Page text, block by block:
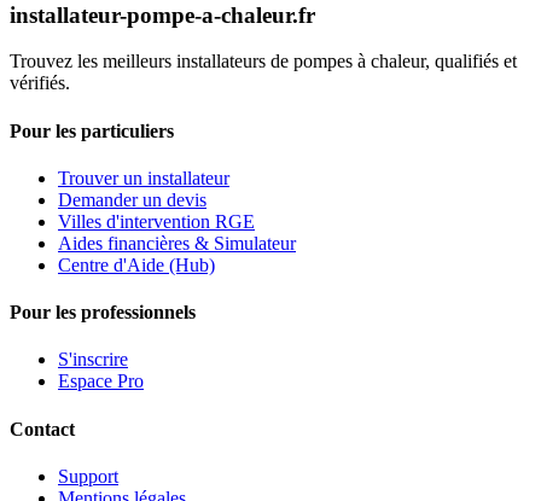
installateur-pompe-a-chaleur.fr
Trouvez les meilleurs installateurs de pompes à chaleur, qualifiés et
vérifiés.
Pour les particuliers
Trouver un installateur
Demander un devis
Villes d'intervention RGE
Aides financières & Simulateur
Centre d'Aide (Hub)
Pour les professionnels
S'inscrire
Espace Pro
Contact
Support